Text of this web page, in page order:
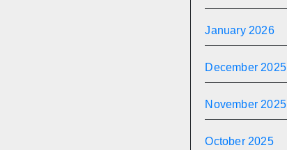
January 2026
December 2025
November 2025
October 2025